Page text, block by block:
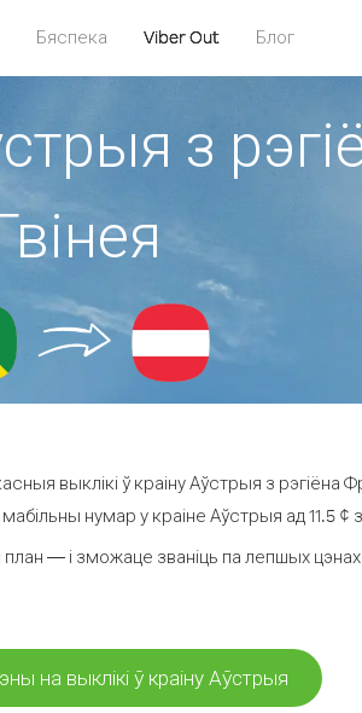
Бяспека Viber Out Блог
з
выклікі ў краіну Аўстрыя з рэгіёна
нумар у краіне Аўстрыя ад 11.5 ¢
— і зможаце званіць па лепшых цэнах
на выклікі ў краіну Аўстрыя